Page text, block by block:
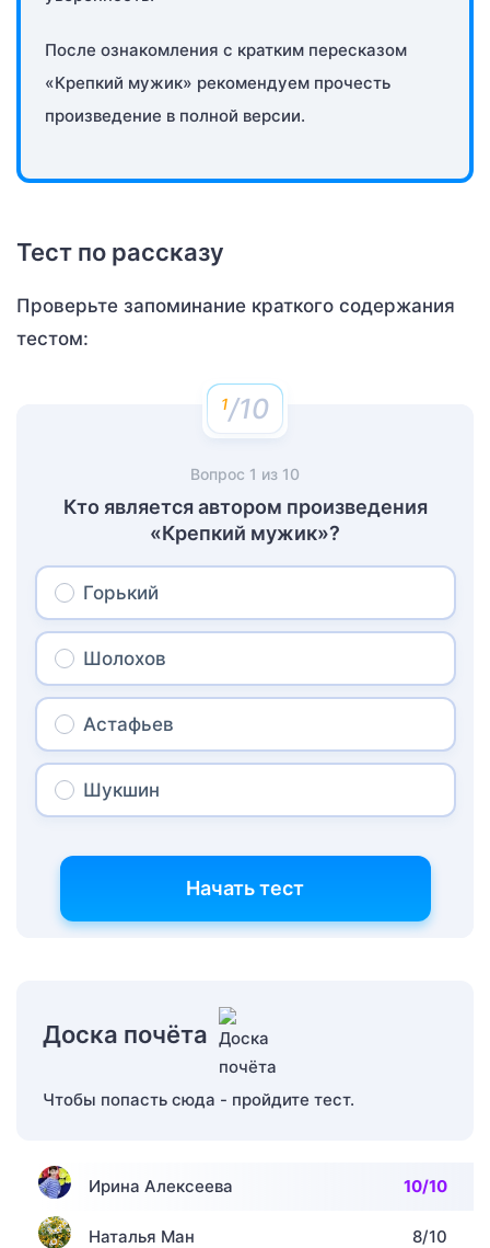
После ознакомления с кратким пересказом
«Крепкий мужик» рекомендуем прочесть
произведение в полной версии.
Тест по рассказу
Проверьте запоминание краткого содержания
тестом:
/10
Вопрос 1 из 10
Кто является автором произведения
«Крепкий мужик»?
Горький
Шолохов
Астафьев
Шукшин
Начать тест
Доска почёта
Чтобы попасть сюда - пройдите тест.
Ирина Алексеева 10/10
Наталья Ман 8/10